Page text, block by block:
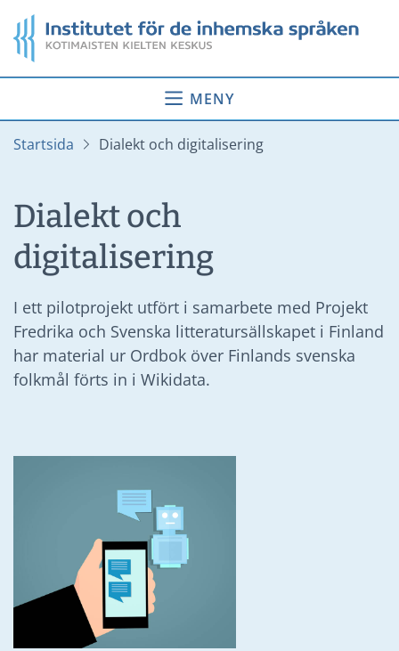
till
innehåll
Startsida
MENY
Startsida Dialekt och digitalisering
Dialekt och
digitalisering
I ett pilotprojekt utfört i samarbete med Projekt
Fredrika och Svenska litteratursällskapet i Finland
har material ur Ordbok över Finlands svenska
folkmål förts in i Wikidata.